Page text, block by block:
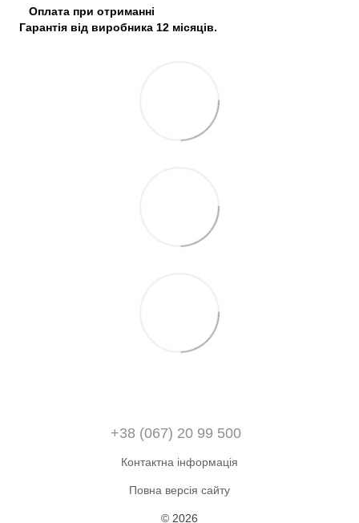
Оплата при отриманні
Гарантія від виробника 12 місяців.
+38 (067) 20 99 500
Контактна інформація
Повна версія сайту
© 2026